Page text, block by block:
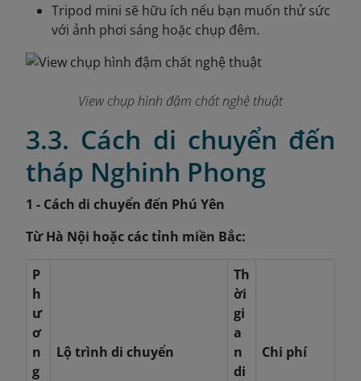
Tripod mini sẽ hữu ích nếu bạn muốn thử sức
với ảnh phơi sáng hoặc chụp đêm.
View chụp hình đậm chất nghệ thuật
3.3. Cách di chuyển đến
tháp Nghinh Phong
1 - Cách di chuyển đến Phú Yên
Từ Hà Nội hoặc các tỉnh miền Bắc:
P
h
ư
ơ
n
g
Lộ trình di chuyển
Th
ời
gi
a
n
di
Chi phí